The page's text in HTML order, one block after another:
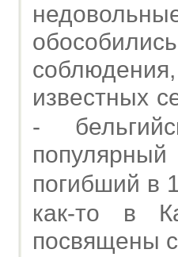
известных
-
погибший в
как-то в
посвящены